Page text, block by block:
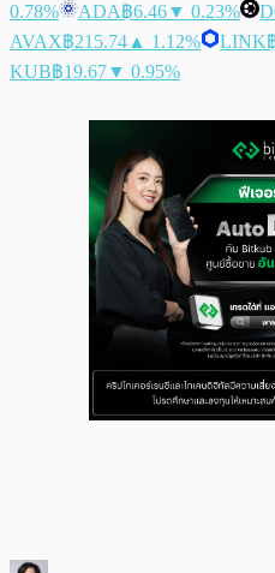
0.78%
ADA฿6.46▼ 0.23%
AVAX฿215.74 ▲ 1.12% LINK
KUB฿19.67▼ 0.95%